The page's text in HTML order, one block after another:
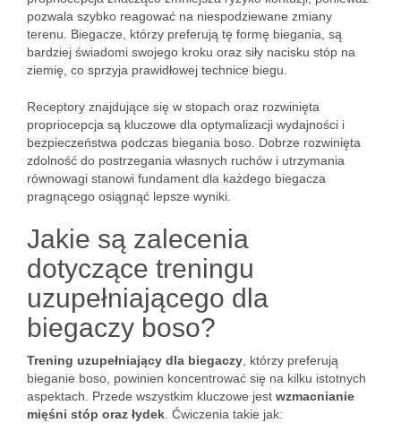
pozwala szybko reagować na niespodziewane zmiany
terenu. Biegacze, którzy preferują tę formę biegania, są
bardziej świadomi swojego kroku oraz siły nacisku stóp na
ziemię, co sprzyja prawidłowej technice biegu.
Receptory znajdujące się w stopach oraz rozwinięta
propriocepcja są kluczowe dla optymalizacji wydajności i
bezpieczeństwa podczas biegania boso. Dobrze rozwinięta
zdolność do postrzegania własnych ruchów i utrzymania
równowagi stanowi fundament dla każdego biegacza
pragnącego osiągnąć lepsze wyniki.
Jakie są zalecenia
dotyczące treningu
uzupełniającego dla
biegaczy boso?
Trening uzupełniający dla biegaczy , którzy preferują
bieganie boso, powinien koncentrować się na kilku istotnych
aspektach. Przede wszystkim kluczowe jest wzmacnianie
mięśni stóp oraz łydek . Ćwiczenia takie jak: